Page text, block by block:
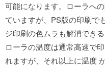
可能になります。ローラへ
ていますが、PS版の印刷で
ジ印刷の色ムラも解消できる
ローラの温度は通常高速で
れますが、それ以上に温度